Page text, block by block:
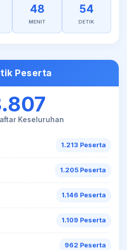
48
MENIT
54
DETIK
Peserta
Keseluruhan
1.213 Peserta
1.205 Peserta
1.146 Peserta
1.109 Peserta
962 Peserta